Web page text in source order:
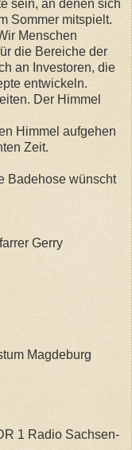
sein, an denen sich
Sommer mitspielt.
Menschen
die Bereiche der
an Investoren, die
entwickeln.
Der Himmel
Himmel aufgehen
Zeit.
Badehose wünscht
Gerry
Magdeburg
1 Radio Sachsen-